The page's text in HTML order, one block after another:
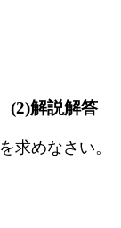
(2)解説解答
求めなさい。